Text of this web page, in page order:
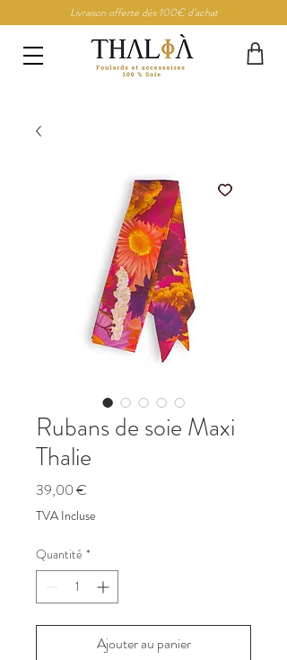
Livraison offerte dès 100€ d’achat
Rubans de soie Maxi
Thalie
39,00 €
TVA Incluse
Quantité *
Ajouter au panier